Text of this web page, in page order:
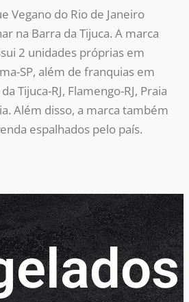
Vegano do Rio de Janeiro
na Barra da Tijuca. A marca
2 unidades próprias em
SP, além de franquias em
Tijuca-RJ, Flamengo-RJ, Praia
Além disso, a marca também
espalhados pelo país.